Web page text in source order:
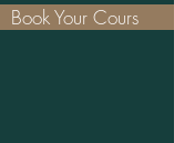
Book Your Cours